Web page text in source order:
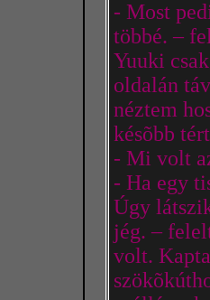
- Most
többé. –
Yuuki
oldalán
néztem
késõbb
- Mi volt
- Ha egy
Úgy
jég. –
volt.